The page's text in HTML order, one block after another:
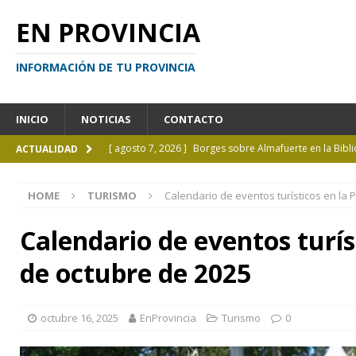
EN PROVINCIA
INFORMACIÓN DE TU PROVINCIA
INICIO NOTICIAS CONTACTO
ACTUALIDAD [ agosto 7, 2026 ] Borges sobre Almafuerte en la
[ agosto 6, 2026 ] La UCALP incorpora la
[ agosto 5, 2026 ]
La mujer que sobrevivió tras ser
[ agosto 7, 2026 ]
El cielo de agosto: Perseidas,
HOME TURISMO Calendario de eventos turísticos en la
Calendario de eventos
de octubre de 2025
octubre 16, 2025 EnProvincia Turismo 0